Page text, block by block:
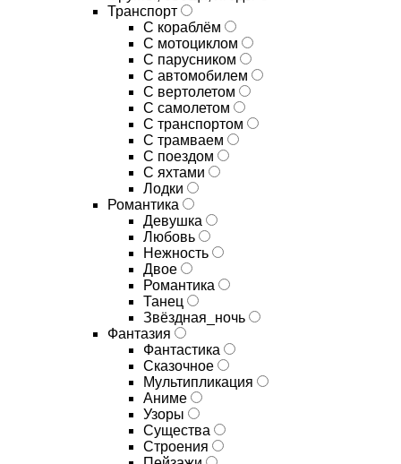
Транспорт
С кораблём
С мотоциклом
С парусником
С автомобилем
С вертолетом
С самолетом
С транспортом
С трамваем
С поездом
С яхтами
Лодки
Романтика
Девушка
Любовь
Нежность
Двое
Романтика
Танец
Звёздная_ночь
Фантазия
Фантастика
Сказочное
Мультипликация
Аниме
Узоры
Существа
Строения